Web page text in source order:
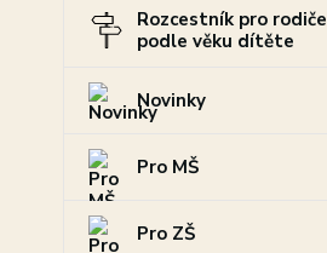
Rozcestník pro rodiče
podle věku dítěte
Novinky
Pro MŠ
Pro ZŠ